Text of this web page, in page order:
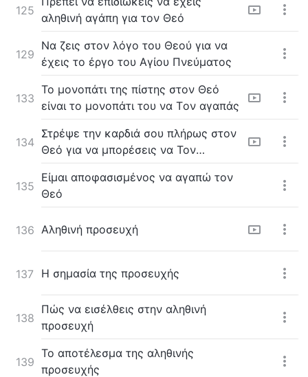
125
αληθινή αγάπη για τον Θεό
129
Να ζεις στον λόγο του Θεού για να
έχεις το έργο του Αγίου Πνεύματος
133
Το μονοπάτι της πίστης στον Θεό
είναι το μονοπάτι του να Tον αγαπάς
134
Στρέψε την καρδιά σου πλήρως στον
Θεό για να μπορέσεις να Τον
αγαπήσεις
135
Είμαι αποφασισμένος να αγαπώ τον
Θεό
136 Αληθινή προσευχή
137 Η σημασία της προσευχής
138
Πώς να εισέλθεις στην αληθινή
προσευχή
139
Το αποτέλεσμα της αληθινής
προσευχής